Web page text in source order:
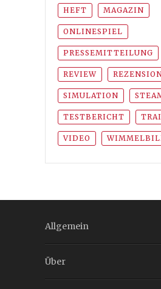
HEFT MAGAZIN
ONLINESPIEL
PRESSEMITTEILUNG
REVIEW
SIMULATION
TESTBERICHT
VIDEO
Allgemein
Über